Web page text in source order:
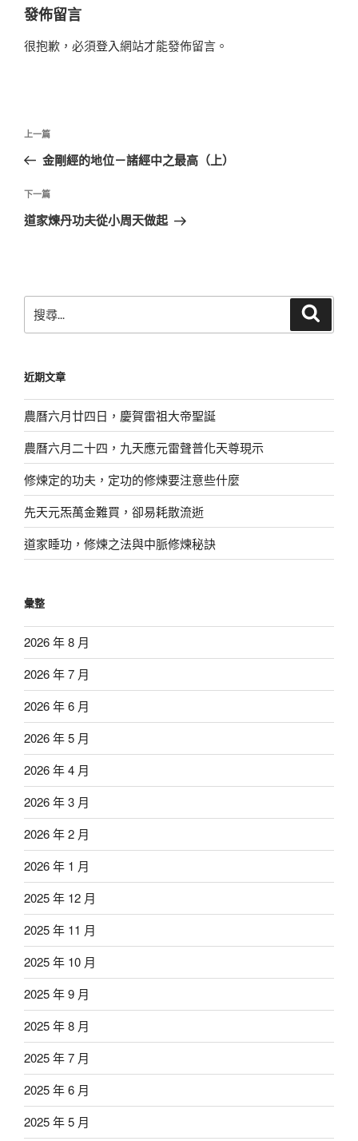
發佈留言
很抱歉，必須登入網站才能發佈留言。
文
導
覽
上
一
文
章
上一篇
金剛經的地位－諸經中之最高（上）
下
一
下一篇
道家煉丹功夫從小周天做起
尋
字:
近期文章
農曆六月廿四日，慶賀雷祖大帝聖誕
農曆六月二十四，九天應元雷聲普化天尊現示
修煉定的功夫，定功的修煉要注意些什麼
先天元炁萬金難買，卻易耗散流逝
道家睡功，修煉之法與中脈修煉秘訣
彙整
2026 年 8 月
2026 年 7 月
2026 年 6 月
2026 年 5 月
2026 年 4 月
2026 年 3 月
2026 年 2 月
2026 年 1 月
2025 年 12 月
2025 年 11 月
2025 年 10 月
2025 年 9 月
2025 年 8 月
2025 年 7 月
2025 年 6 月
2025 年 5 月